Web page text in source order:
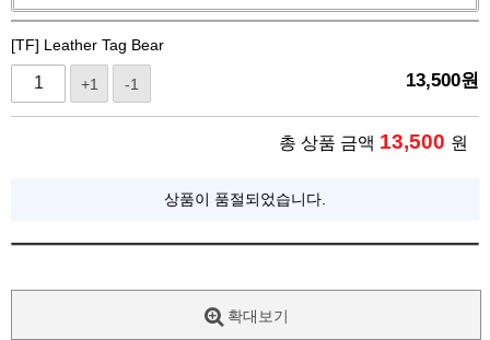
[TF] Leather Tag Bear
+1 -1 13,500원
총 상품 금액 13,500 원
상품이 품절되었습니다.
확대보기